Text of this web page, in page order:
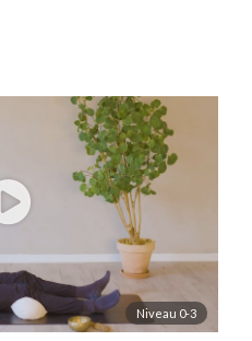
Niveau 0-3